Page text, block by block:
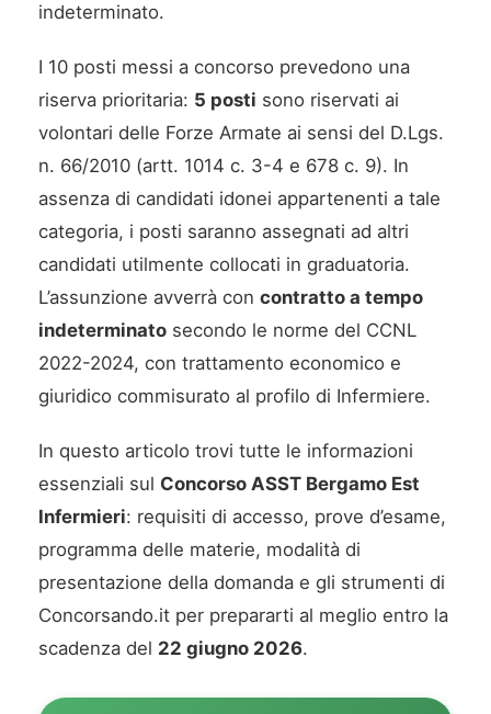
indeterminato.
I 10 posti messi a concorso prevedono una
riserva prioritaria: 5 posti sono riservati ai
volontari delle Forze Armate ai sensi del D.Lgs.
n. 66/2010 (artt. 1014 c. 3-4 e 678 c. 9). In
assenza di candidati idonei appartenenti a tale
categoria, i posti saranno assegnati ad altri
candidati utilmente collocati in graduatoria.
L’assunzione avverrà con contratto a tempo
indeterminato secondo le norme del CCNL
2022-2024, con trattamento economico e
giuridico commisurato al profilo di Infermiere.
In questo articolo trovi tutte le informazioni
essenziali sul Concorso ASST Bergamo Est
Infermieri: requisiti di accesso, prove d’esame,
programma delle materie, modalità di
presentazione della domanda e gli strumenti di
Concorsando.it per prepararti al meglio entro la
scadenza del 22 giugno 2026.